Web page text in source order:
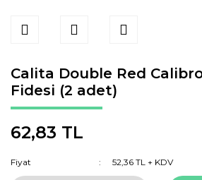
Calita Double Red
Fidesi (2 adet)
62,83 TL
Fiyat 52,36 TL + KDV